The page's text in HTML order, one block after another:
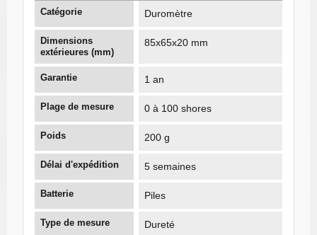
Catégorie Duromètre
Dimensions
extérieures (mm)
85x65x20 mm
Garantie 1 an
Plage de mesure 0 à 100 shores
Poids 200 g
Délai d'expédition 5 semaines
Batterie Piles
Type de mesure Dureté